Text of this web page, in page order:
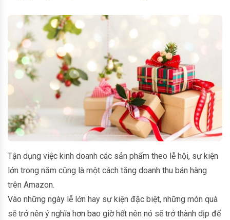
Tận dụng việc kinh doanh các sản phẩm theo lễ hội, sự kiện
lớn trong năm cũng là một cách tăng doanh thu bán hàng
trên Amazon.
Vào những ngày lễ lớn hay sự kiện đặc biệt, những món quà
sẽ trở nên ý nghĩa hơn bao giờ hết nên nó sẽ trở thành dịp để